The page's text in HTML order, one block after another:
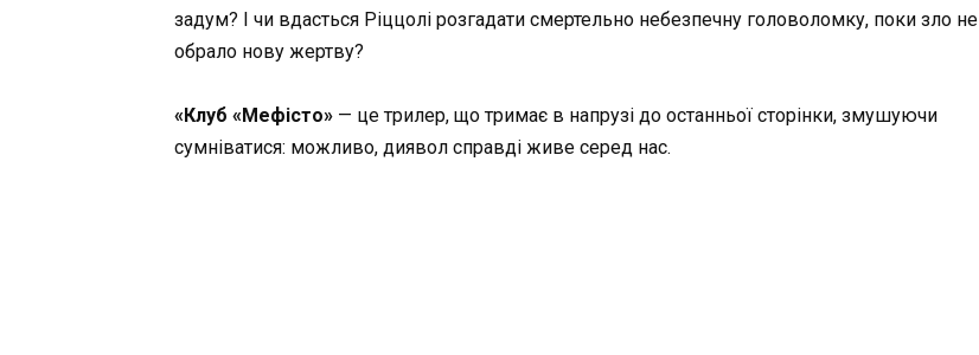
задум? І чи вдасться Ріццолі розгадати смертельно небезпечну головоломку, поки зло не
обрало нову жертву?
«Клуб «Мефісто» — це трилер, що тримає в напрузі до останньої сторінки, змушуючи
сумніватися: можливо, диявол справді живе серед нас.